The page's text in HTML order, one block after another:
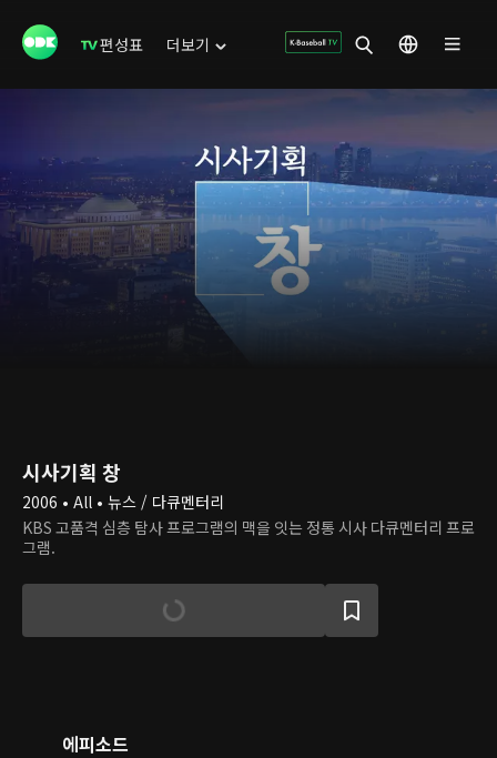
편성표 더보기
시사기획 창
2006 • All • 뉴스 / 다큐멘터리
KBS 고품격 심층 탐사 프로그램의 맥을 잇는 정통 시사 다큐멘터리 프로
그램.
에피소드